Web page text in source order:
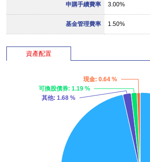
申購手續費率 3.00%
基金管理費率 1.50%
資產配置
其他: 1.68 %
可換股債券: 1.19 %
現金: 0.64 %